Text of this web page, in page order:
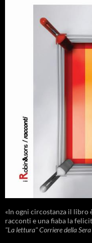
«In ogni circostanza il libro
racconti e una fiaba la
"La lettura" Corriere della Sera